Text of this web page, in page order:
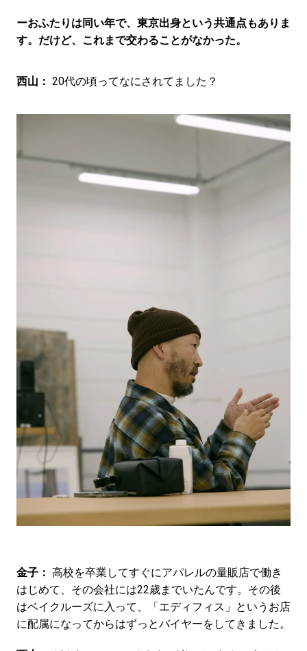
ーおふたりは同い年で、東京出身という共通点もありま
す。だけど、これまで交わることがなかった。
西山： 20代の頃ってなにされてました？
金子： 高校を卒業してすぐにアパレルの量販店で働き
はじめて、その会社には22歳までいたんです。その後
はベイクルーズに入って、「エディフィス」というお店
に配属になってからはずっとバイヤーをしてきました。